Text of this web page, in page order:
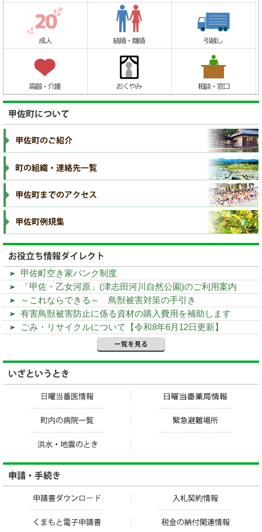
甲佐町空き家バンク制度
「甲佐・乙女河原」(津志田河川自然公園)のご利用案内
～これならできる～ 鳥獣被害対策の手引き
有害鳥獣被害防止に係る資材の購入費用を補助します
ごみ・リサイクルについて【令和8年6月12日更新】